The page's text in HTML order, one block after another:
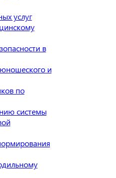
услуг
в
и
по
системы